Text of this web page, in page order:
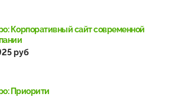
Корпоративный сайт современной
руб
Приорити